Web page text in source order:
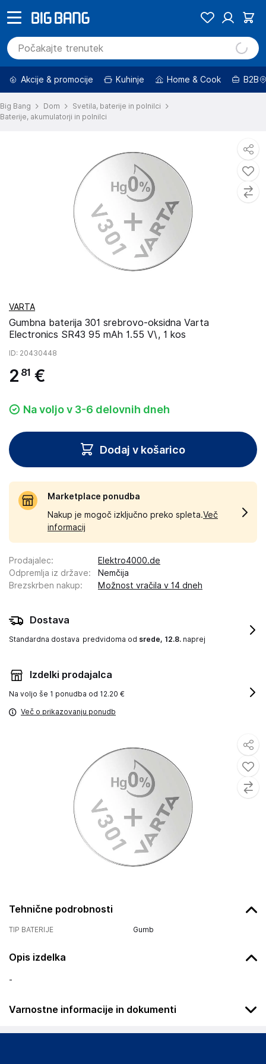
Akcije & promocije Kuhinje Home & Cook B2B
Big Bang Dom
Svetila, baterije in polnilci
Baterije, akumulatorji in polnilci
Tehnične podrobnosti
TIP BATERIJE Gumb
Opis izdelka
-
Varnostne informacije in dokumenti
Podatki o proizvajalcu
VARTA
Gumbna baterija 301 srebrovo-oksidna Varta
Electronics SR43 95 mAh 1.55 V\, 1 kos
ID: 20430448
2 81 €
Na voljo v 3-6 delovnih dneh
Dodaj v košarico
Marketplace ponudba
Nakup je mogoč izključno preko spleta.Več
informacij
Prodajalec:
Elektro4000.de
Odpremlja iz države:
Nemčija
Brezskrben nakup: Možnost vračila v 14 dneh
Dostava
Standardna dostava predvidoma od srede, 12.8. naprej
Izdelki prodajalca
Na voljo še 1 ponudba od 12.20 €
Več o prikazovanju ponudb